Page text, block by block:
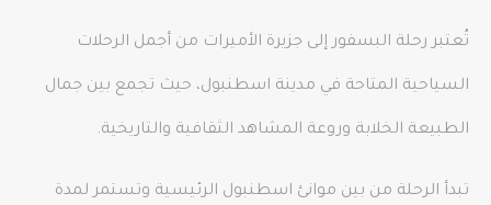
تُعتبر رحلة البسفور إلى جزيرة الأميرات من أجمل الرحلات
السياحية المتاحة في مدينة اسطنبول، حيث تجمع بين جمال
الطبيعة الخلابة وروعة المشاهد الثقافية والتاريخية.
تبدأ الرحلة من بين موانئ اسطنبول الرئيسية وتستمر لمدة